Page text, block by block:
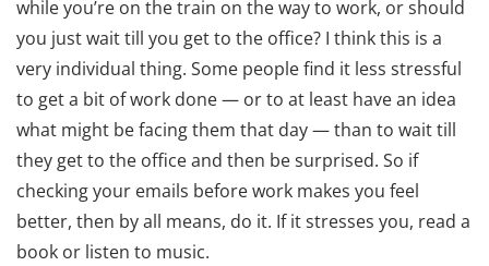
while you’re on the train on the way to work, or should
you just wait till you get to the office? I think this is a
very individual thing. Some people find it less stressful
to get a bit of work done — or to at least have an idea
what might be facing them that day — than to wait till
they get to the office and then be surprised. So if
checking your emails before work makes you feel
better, then by all means, do it. If it stresses you, read a
book or listen to music.